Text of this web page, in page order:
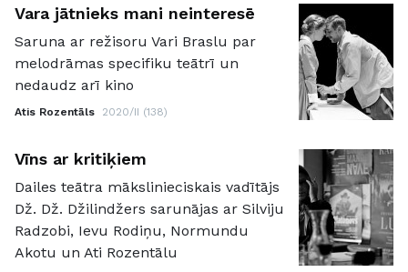
Vara jātnieks mani neinteresē
Saruna ar režisoru Vari Braslu par
melodrāmas specifiku teātrī un
nedaudz arī kino
Atis Rozentāls 2020/II (138)
Vīns ar kritiķiem
Dailes teātra mākslinieciskais vadītājs
Dž. Dž. Džilindžers sarunājas ar Silviju
Radzobi, Ievu Rodiņu, Normundu
Akotu un Ati Rozentālu